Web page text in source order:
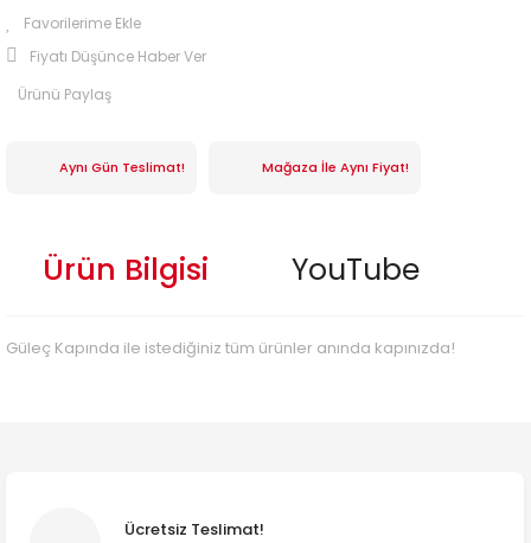
Fiyatı Düşünce Haber Ver
Ürünü Paylaş
Aynı Gün Teslimat! Mağaza İle Aynı Fiyat!
Ürün Bilgisi YouTube
Güleç Kapında ile istediğiniz tüm ürünler anında kapınızda!
Ücretsiz Teslimat!